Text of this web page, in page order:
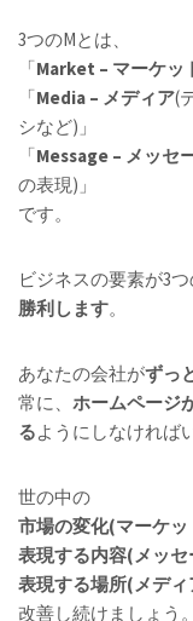
3つのMとは、
「Market – マーケッ
「Media – メディア(
シなど)」
「Message – メッセ
の表現)」
です。
ビジネスの要素が3
勝利します。
あなたの会社がずっ
常に、 ホームページ
るようにしなければ
世の中の
市場の変化(マーケッ
表現する内容(メッセ
表現する場所(メディ
改善し続けましょう。